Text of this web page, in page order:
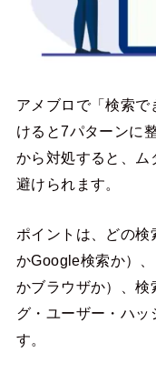
アメブロで「検索
けると7パターンに
から対処すると、ム
避けられます。
ポイントは、どの
かGoogle検索か）
かブラウザか）、検
グ・ユーザー・ハ
す。